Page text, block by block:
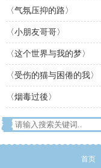
〈气氛压抑的路〉
〈小朋友哥哥〉
〈这个世界与我的梦〉
〈受伤的猫与困倦的我〉
〈烟毒过後〉
首页